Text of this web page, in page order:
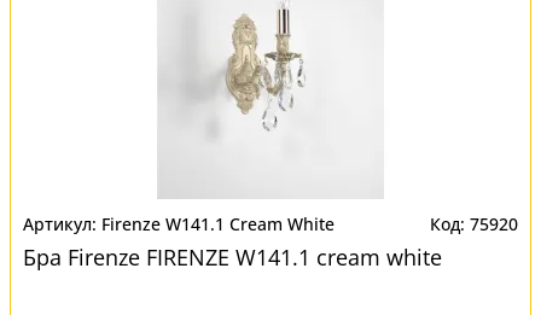
Firenze W141.1 Cream White 75920
Бра Firenze FIRENZE W141.1 cream white